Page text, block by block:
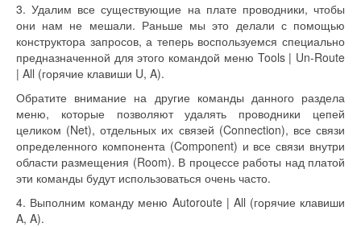
3. Удалим все существующие на плате проводники, чтобы
они нам не мешали. Раньше мы это делали с помощью
конструктора запросов, а теперь воспользуемся специально
предназначенной для этого командой меню Tools | Un-Route
| All (горячие клавиши U, A).
Обратите внимание на другие команды данного раздела
меню, которые позволяют удалять проводники цепей
целиком (Net), отдельных их связей (Connection), все связи
определенного компонента (Component) и все связи внутри
области размещения (Room). В процессе работы над платой
эти команды будут использоваться очень часто.
4. Выполним команду меню Autoroute | All (горячие клавиши
A, A).